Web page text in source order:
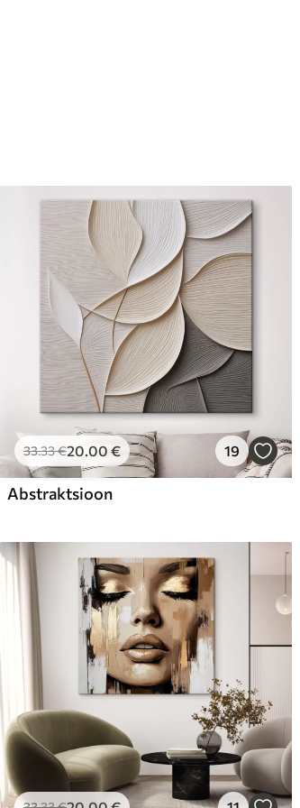
33.33€20.00 € 19
Abstraktsioon